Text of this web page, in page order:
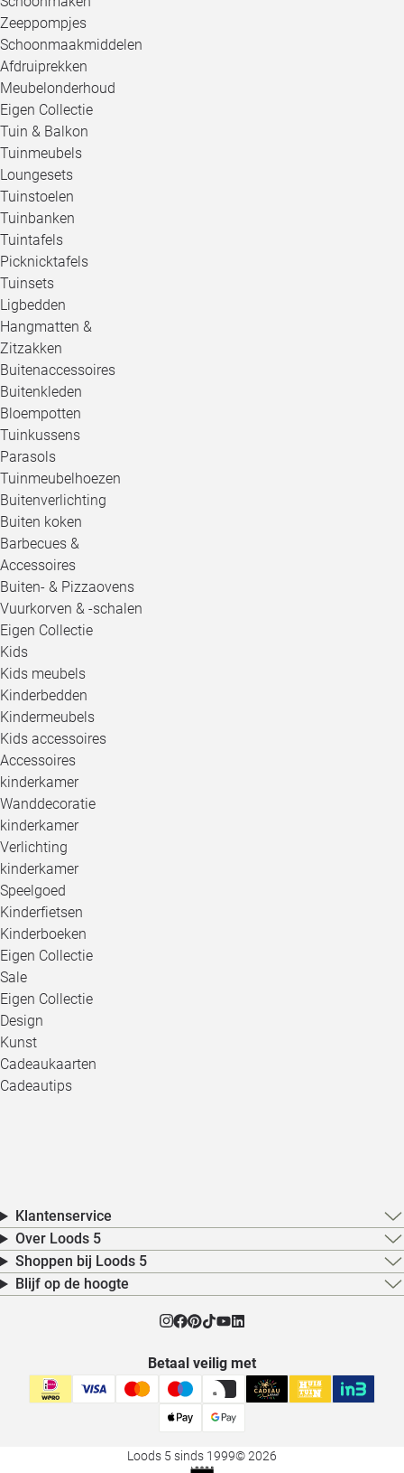
Zeeppompjes
Schoonmaakmiddelen
Afdruiprekken
Meubelonderhoud
Eigen Collectie
Tuin & Balkon
Tuinmeubels
Loungesets
Tuinstoelen
Tuinbanken
Tuintafels
Picknicktafels
Tuinsets
Ligbedden
Hangmatten &
Zitzakken
Buitenaccessoires
Buitenkleden
Bloempotten
Tuinkussens
Parasols
Tuinmeubelhoezen
Buitenverlichting
Buiten koken
Barbecues &
Accessoires
Buiten- & Pizzaovens
Vuurkorven & -schalen
Eigen Collectie
Kids
Kids meubels
Kinderbedden
Kindermeubels
Kids accessoires
Accessoires
kinderkamer
Wanddecoratie
kinderkamer
Verlichting
kinderkamer
Speelgoed
Kinderfietsen
Kinderboeken
Eigen Collectie
Sale
Eigen Collectie
Design
Kunst
Cadeaukaarten
Cadeautips
Klantenservice
Over Loods 5
Shoppen bij Loods 5
Blijf op de hoogte
Betaal veilig met
Loods 5 sinds 1999© 2026